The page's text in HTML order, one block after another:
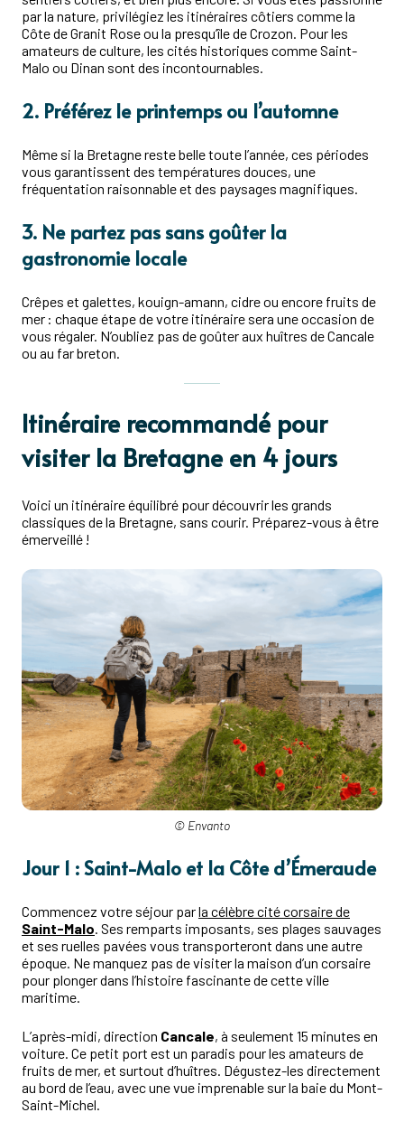
par la nature, privilégiez les itinéraires côtiers comme la
Côte de Granit Rose ou la presqu’île de Crozon. Pour les
amateurs de culture, les cités historiques comme Saint-
Malo ou Dinan sont des incontournables.
2. Préférez le printemps ou l’automne
Même si la Bretagne reste belle toute l’année, ces périodes
vous garantissent des températures douces, une
fréquentation raisonnable et des paysages magnifiques.
3. Ne partez pas sans goûter la
gastronomie locale
Crêpes et galettes, kouign-amann, cidre ou encore fruits de
mer : chaque étape de votre itinéraire sera une occasion de
vous régaler. N’oubliez pas de goûter aux huîtres de Cancale
ou au far breton.
Itinéraire recommandé pour
visiter la Bretagne en 4 jours
Voici un itinéraire équilibré pour découvrir les grands
classiques de la Bretagne, sans courir. Préparez-vous à être
émerveillé !
© Envanto
Jour 1 : Saint-Malo et la Côte d’Émeraude
Commencez votre séjour parla célèbre cité corsaire de
Saint-Malo. Ses remparts imposants, ses plages sauvages
et ses ruelles pavées vous transporteront dans une autre
époque. Ne manquez pas de visiter la maison d’un corsaire
pour plonger dans l’histoire fascinante de cette ville
maritime.
L’après-midi, direction Cancale, à seulement 15 minutes en
voiture. Ce petit port est un paradis pour les amateurs de
fruits de mer, et surtout d’huîtres. Dégustez-les directement
au bord de l’eau, avec une vue imprenable sur la baie du Mont-
Saint-Michel.